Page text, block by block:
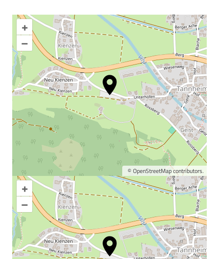
+
–
© OpenStreetMapcontributors.
+
–
Karte vergrößern
Informationen &
Wissenswertes